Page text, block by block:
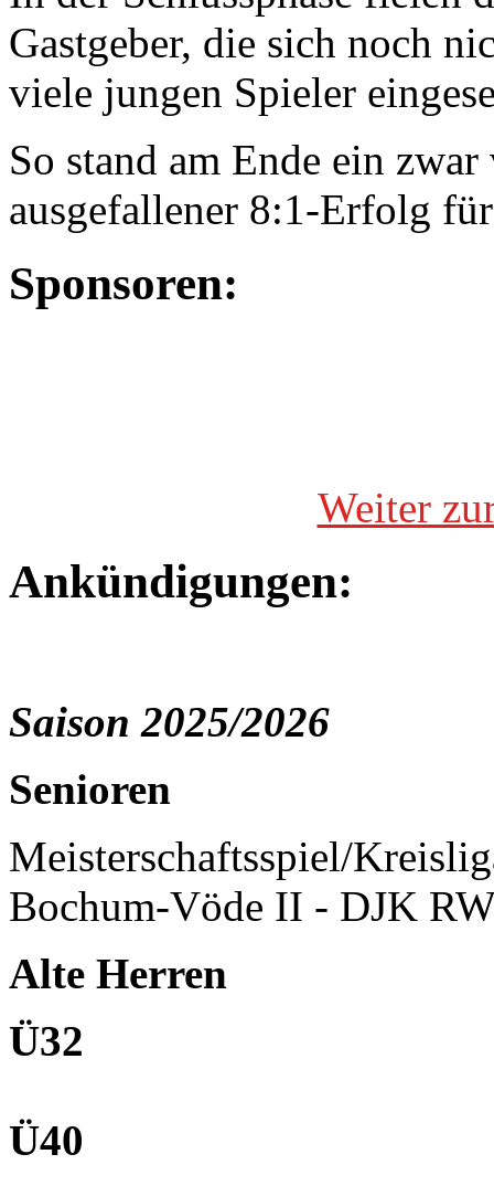
Gastgeber, die sich noch
viele jungen Spieler
So stand am Ende ein
ausgefallener 8:1-Erfolg
Sponsoren:
Weiter
Ankündigungen:
Saison 2025/2026
Senioren
Meisterschaftsspiel/
Bochum-Vöde II - DJK
Alte Herren
Ü32
Ü40